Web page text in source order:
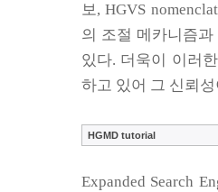
보, HGVS
의 조절 메카니즘과
있다. 더욱이 이러
하고 있어 그 신뢰
HGMD tutorial
Expanded Search